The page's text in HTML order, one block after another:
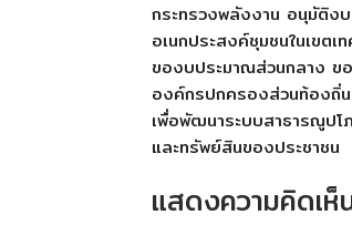
กระทรวงพลังงาน อนุมัติง
อเนกประสงค์ชุมชนในเขต
ของบประมาณส่วนกลาง ข
องค์กรปกครองส่วนท้องถิ่น
เพื่อพัฒนาระบบสาธารณูปโ
และทรัพย์สินของประชาชน
แสดงความคิดเห็